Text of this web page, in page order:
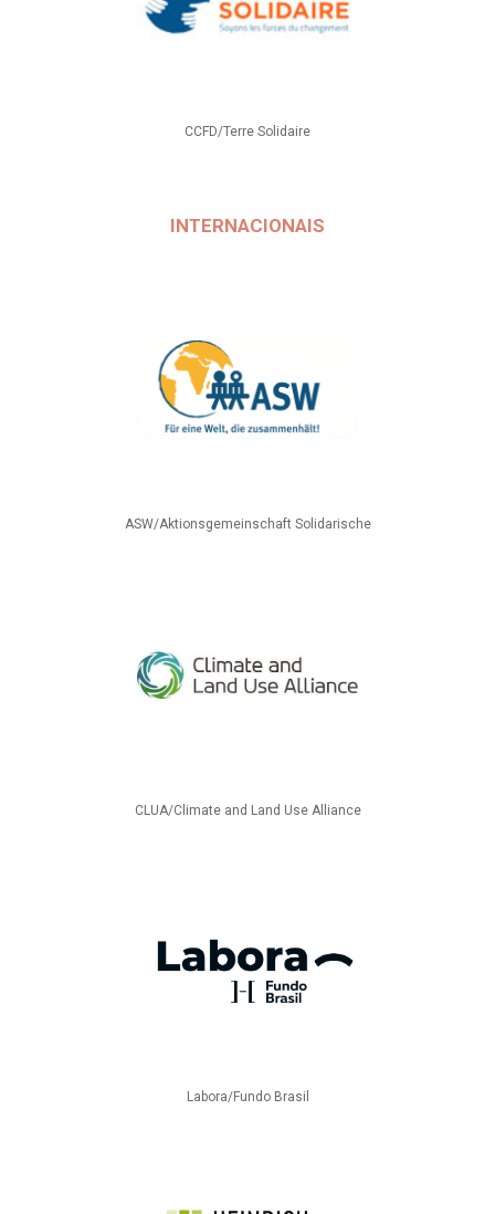
CCFD/Terre Solidaire
INTERNACIONAIS
ASW/Aktionsgemeinschaft Solidarische
CLUA/Climate and Land Use Alliance
Labora/Fundo Brasil